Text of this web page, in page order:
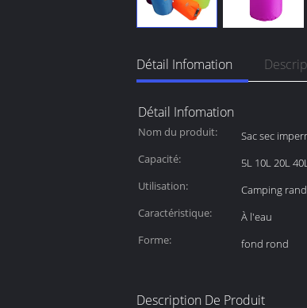
Détail Infomation
Détail Infomation
Nom du produit: Sac sec
Capacité:
5L 10L 20L
Utilisation:
Camping
Caractéristique:
À l'eau
Forme:
fond rond
Description De Produit